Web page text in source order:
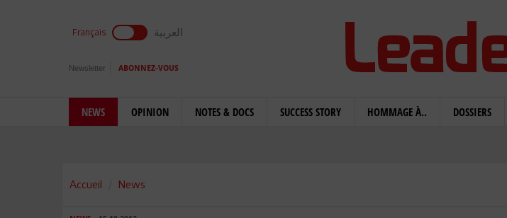
Français العربية
Newsletter ABONNEZ-VOUS
NEWS OPINION NOTES & DOCS SUCCESS STORY HOMMAGE À.. DOSSIERS
Accueil News